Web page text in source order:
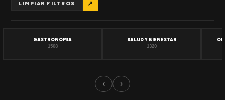
LIMPIAR FILTROS ↗
GASTRONOMIA
1508
SALUD Y BIENESTAR
1320
‹ ›